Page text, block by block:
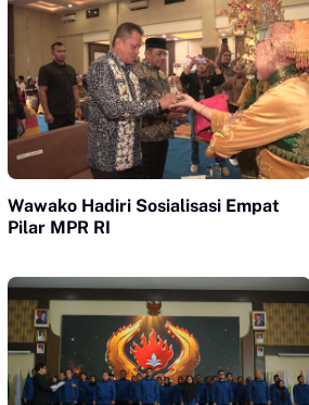
Wawako Hadiri Sosialisasi Empat
Pilar MPR RI